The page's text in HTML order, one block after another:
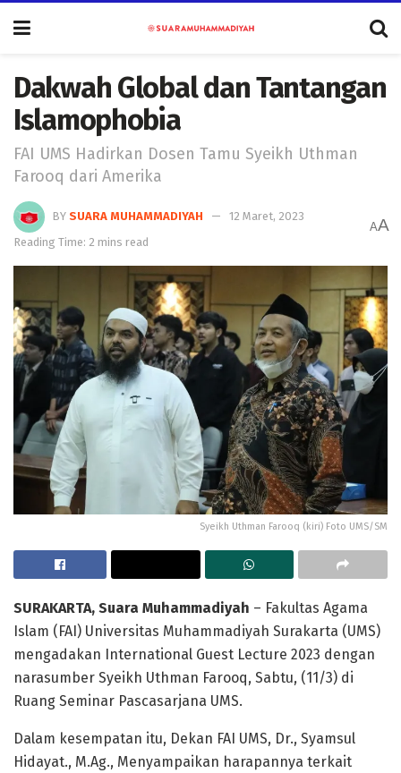
Dakwah Global dan Tantangan
Islamophobia
FAI UMS Hadirkan Dosen Tamu Syeikh Uthman
Farooq dari Amerika
BY SUARA MUHAMMADIYAH
12 Maret, 2023
Reading Time: 2 mins read
AA
Syeikh Uthman Farooq (kiri) Foto UMS/SM
SURAKARTA, Suara Muhammadiyah – Fakultas Agama
Islam (FAI) Universitas Muhammadiyah Surakarta (UMS)
mengadakan International Guest Lecture 2023 dengan
narasumber Syeikh Uthman Farooq, Sabtu, (11/3) di
Ruang Seminar Pascasarjana UMS.
Dalam kesempatan itu, Dekan FAI UMS, Dr., Syamsul
Hidayat., M.Ag., Menyampaikan harapannya terkait